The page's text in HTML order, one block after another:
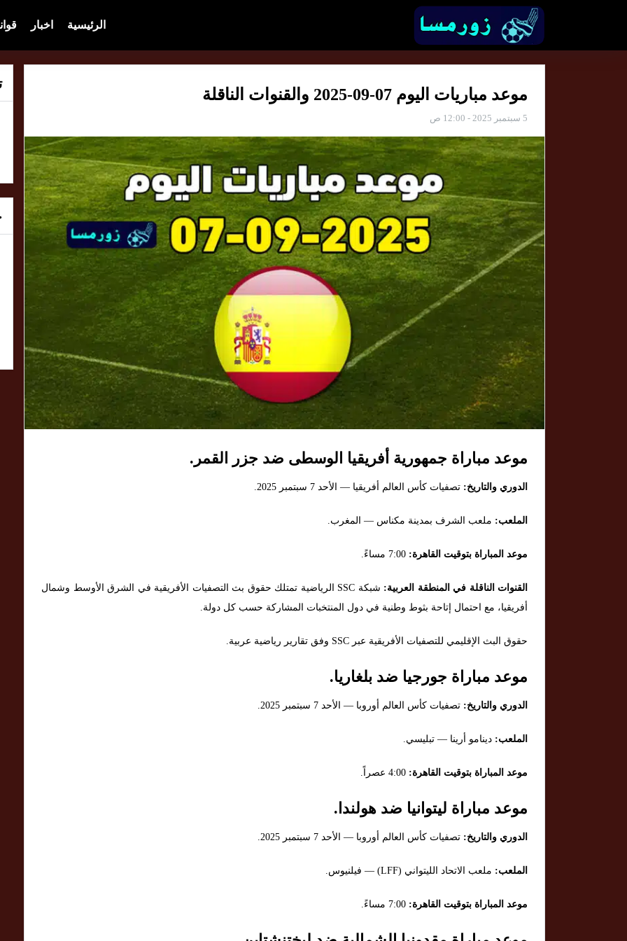
الرئيسية اخبار
موعد مباريات اليوم 07-09-2025 والقنوات الناقلة
5 سبتمبر 2025 - 12:00 ص
موعد مباراة جمهورية أفريقيا الوسطى ضد جزر القمر.
الدوري والتاريخ: تصفيات كأس العالم أفريقيا — الأحد 7 سبتمبر 2025.
الملعب: ملعب الشرف بمدينة مكناس — المغرب.
موعد المباراة بتوقيت القاهرة:
القنوات الناقلة في المنطقة العربية: شبكة SSC الرياضية
تمتلك حقوق بث التصفيات الأفريقية في الشرق الأوسط وشمال
أفريقيا، مع احتمال إتاحة بثوط وطنية في دول المنتخبات المشاركة حسب كل دولة.
حقوق البث الإقليمي للتصفيات الأفريقية عبر SSC وفق تقارير رياضية عربية.
موعد مباراة جورجيا ضد بلغاريا.
الدوري والتاريخ: تصفيات كأس العالم أوروبا — الأحد 7 سبتمبر 2025.
الملعب: دينامو أرينا — تبليسي.
موعد المباراة بتوقيت القاهرة:
موعد مباراة ليتوانيا ضد هولندا.
الدوري والتاريخ: تصفيات كأس العالم أوروبا — الأحد 7 سبتمبر 2025.
الملعب: ملعب الاتحاد الليتواني (LFF) — فيلنيوس.
موعد المباراة بتوقيت القاهرة: